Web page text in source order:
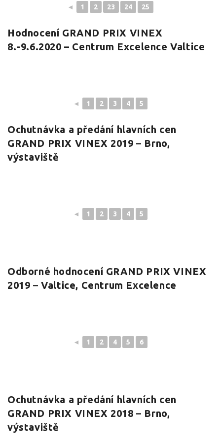
◄ 1 2 23 24 25
Hodnocení GRAND PRIX VINEX
8.-9.6.2020 – Centrum Excelence Valtice
◄ 1 2 3 4 5
Ochutnávka a předání hlavních cen
GRAND PRIX VINEX 2019 – Brno,
výstaviště
◄ 1 2 3 4 5
Odborné hodnocení GRAND PRIX VINEX
2019 – Valtice, Centrum Excelence
◄ 1 2 4 5 6
Ochutnávka a předání hlavních cen
GRAND PRIX VINEX 2018 – Brno,
výstaviště